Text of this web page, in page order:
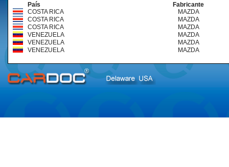
País
Fabricante
COSTA RICA
MAZDA
COSTA RICA
MAZDA
COSTA RICA
MAZDA
VENEZUELA
MAZDA
VENEZUELA
MAZDA
VENEZUELA
MAZDA